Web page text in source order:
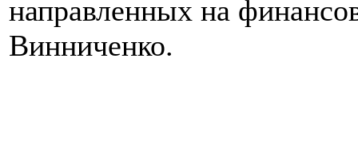
направленных на
Винниченко.